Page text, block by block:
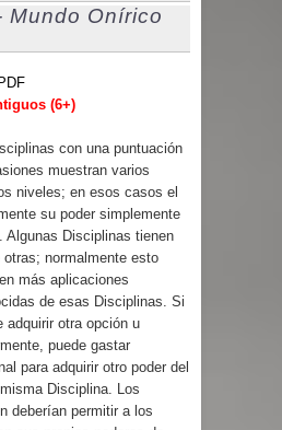
Mundo Onírico
(6+)
con una puntuación
muestran varios
niveles; en esos casos el
su poder simplemente
Algunas Disciplinas tienen
normalmente esto
más aplicaciones
de esas Disciplinas. Si
adquirir otra opción u
puede gastar
para adquirir otro poder del
Disciplina. Los
deberían permitir a los